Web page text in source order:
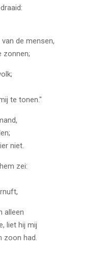
de mensen,
zonnen;
te tonen."
niet.
zei:
alleen
liet hij mij
zoon had.